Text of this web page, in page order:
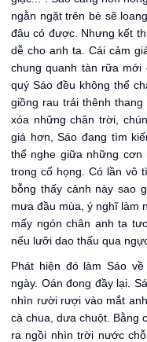
ngằn ngặt trên bè sẽ
đâu có được. Nhưng kết
dễ cho anh ta. Cái cảm
chung quanh tàn rữa
quý Sáo đều không thể
giồng rau trái thênh
xóa những chân trời,
giá hơn, Sáo đang tìm
thể nghe giữa những
trong cổ họng. Có lần vô
bỗng thấy cảnh này sao
mưa đầu mùa, ý nghĩ làm
mấy ngón chân anh ta
nếu lưỡi dao thấu qua
Phát hiện đó làm Sáo
ngày. Oán đong đầy lại.
nhìn rười rượi vào mắt
cà chua, dưa chuột. Bằng
ra ngồi nhìn trời nước